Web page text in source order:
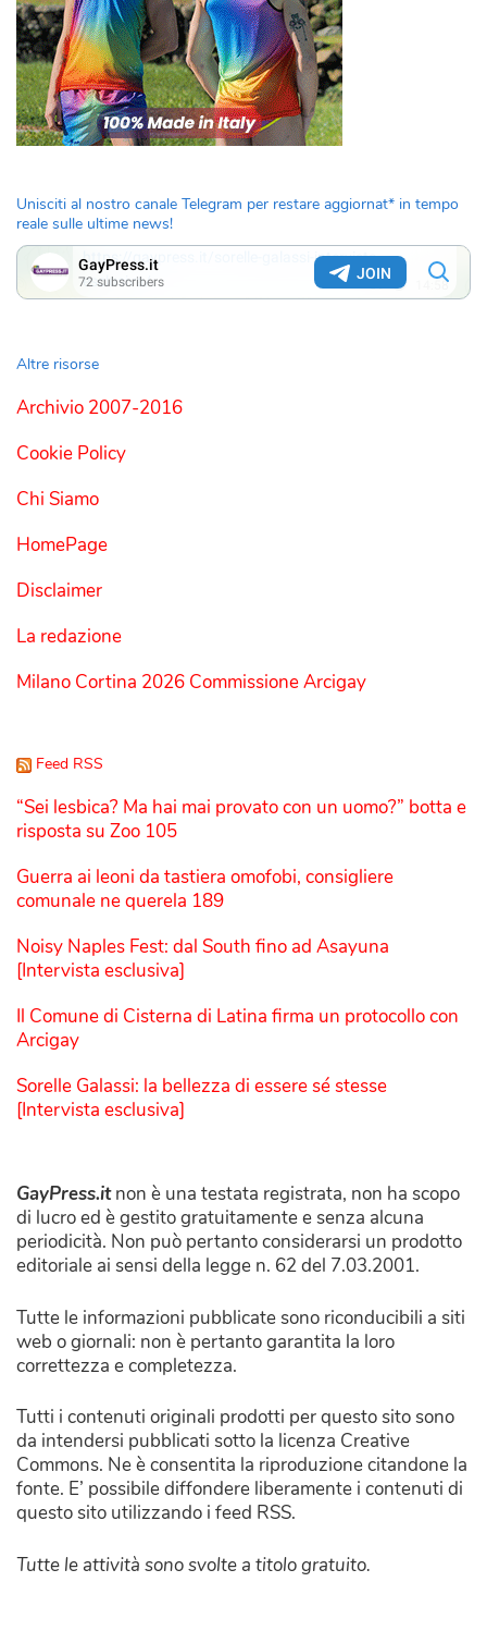
Unisciti al nostro canale Telegram per restare aggiornat* in tempo
reale sulle ultime news!
Altre risorse
Archivio 2007-2016
Cookie Policy
Chi Siamo
HomePage
Disclaimer
La redazione
Milano Cortina 2026 Commissione Arcigay
Feed RSS
“Sei lesbica? Ma hai mai provato con un uomo?” botta e
risposta su Zoo 105
Guerra ai leoni da tastiera omofobi, consigliere
comunale ne querela 189
Noisy Naples Fest: dal South fino ad Asayuna
[Intervista esclusiva]
Il Comune di Cisterna di Latina firma un protocollo con
Arcigay
Sorelle Galassi: la bellezza di essere sé stesse
[Intervista esclusiva]
GayPress.itnon è una testata registrata, non ha scopo
di lucro ed è gestito gratuitamente e senza alcuna
periodicità. Non può pertanto considerarsi un prodotto
editoriale ai sensi della legge n. 62 del 7.03.2001.
Tutte le informazioni pubblicate sono riconducibili a siti
web o giornali: non è pertanto garantita la loro
correttezza e completezza.
Tutti i contenuti originali prodotti per questo sito sono
da intendersi pubblicati sotto la licenza Creative
Commons. Ne è consentita la riproduzione citandone la
fonte. E’ possibile diffondere liberamente i contenuti di
questo sito utilizzando i feed RSS.
Tutte le attività sono svolte a titolo gratuito.